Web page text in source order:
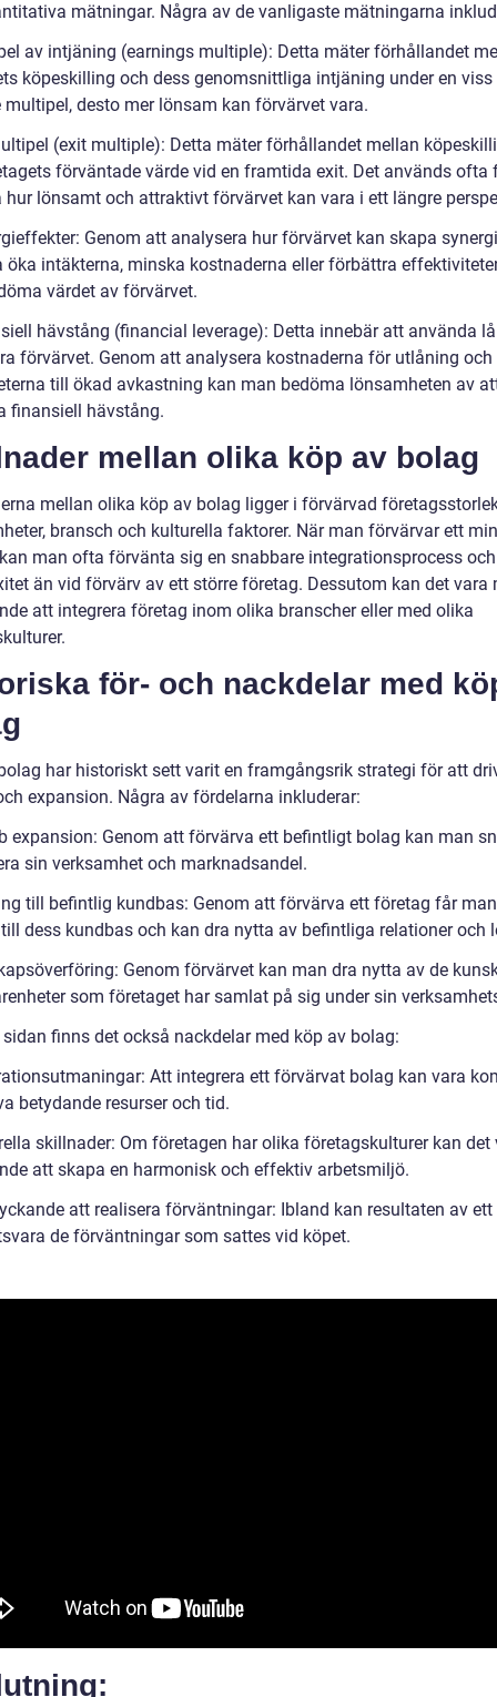
mätningar. Några av de vanligaste mätningarna
av intjäning (earnings multiple): Detta mäter förhållandet
köpeskilling och dess genomsnittliga intjäning under en viss
multipel, desto mer lönsam kan förvärvet vara.
(exit multiple): Detta mäter förhållandet mellan
förväntade värde vid en framtida exit. Det används ofta
hur lönsamt och attraktivt förvärvet kan vara i ett längre
Genom att analysera hur förvärvet kan skapa
öka intäkterna, minska kostnaderna eller förbättra
värdet av förvärvet.
hävstång (financial leverage): Detta innebär att använda
förvärvet. Genom att analysera kostnaderna för utlåning och
till ökad avkastning kan man bedöma lönsamheten av
finansiell hävstång.
mellan olika köp av bolag
mellan olika köp av bolag ligger i förvärvad
bransch och kulturella faktorer. När man förvärvar ett
man ofta förvänta sig en snabbare integrationsprocess
än vid förvärv av ett större företag. Dessutom kan det vara
att integrera företag inom olika branscher eller med olika
för- och nackdelar med
har historiskt sett varit en framgångsrik strategi för att
expansion. Några av fördelarna inkluderar:
expansion: Genom att förvärva ett befintligt bolag kan man
sin verksamhet och marknadsandel.
till befintlig kundbas: Genom att förvärva ett företag får man
dess kundbas och kan dra nytta av befintliga relationer och
Genom förvärvet kan man dra nytta av de
som företaget har samlat på sig under sin
finns det också nackdelar med köp av bolag:
Att integrera ett förvärvat bolag kan vara
betydande resurser och tid.
skillnader: Om företagen har olika företagskulturer kan det
att skapa en harmonisk och effektiv arbetsmiljö.
att realisera förväntningar: Ibland kan resultaten av
de förväntningar som sattes vid köpet.